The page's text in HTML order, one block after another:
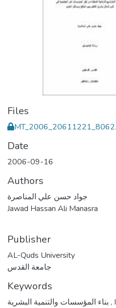
Files
Date
2006-09-16
Authors
جواد حسن علي المناصرة
Jawad Hassan Ali Manasra
Publisher
AL-Quds University
جامعة القدس
Keywords
,